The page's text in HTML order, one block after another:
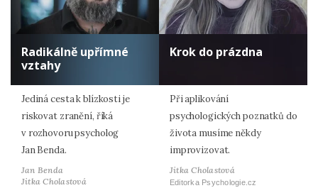
Radikálně upřímné
vztahy
Jediná cesta k blízkosti je
riskovat zranění, říká
v rozhovoru psycholog
Jan Benda.
Jan Benda
Jitka Cholastová
Krok do prázdna
Při aplikování
psychologických poznatků do
života musíme někdy
improvizovat.
Jitka Cholastová
Editorka Psychologie.cz